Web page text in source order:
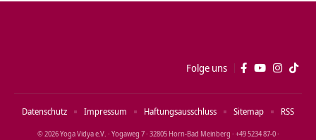
Folge uns
© 2026 Yoga Vidya e.V. · Yogaweg 7 · 32805 Horn‑Bad Meinberg · +49 5234 87‑0 ·
Datenschutz Impressum Haftungsausschluss Sitemap RSS